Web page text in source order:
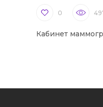
0
Кабинет